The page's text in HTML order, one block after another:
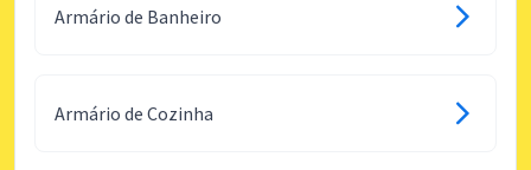
Armário de Banheiro
Armário de Cozinha